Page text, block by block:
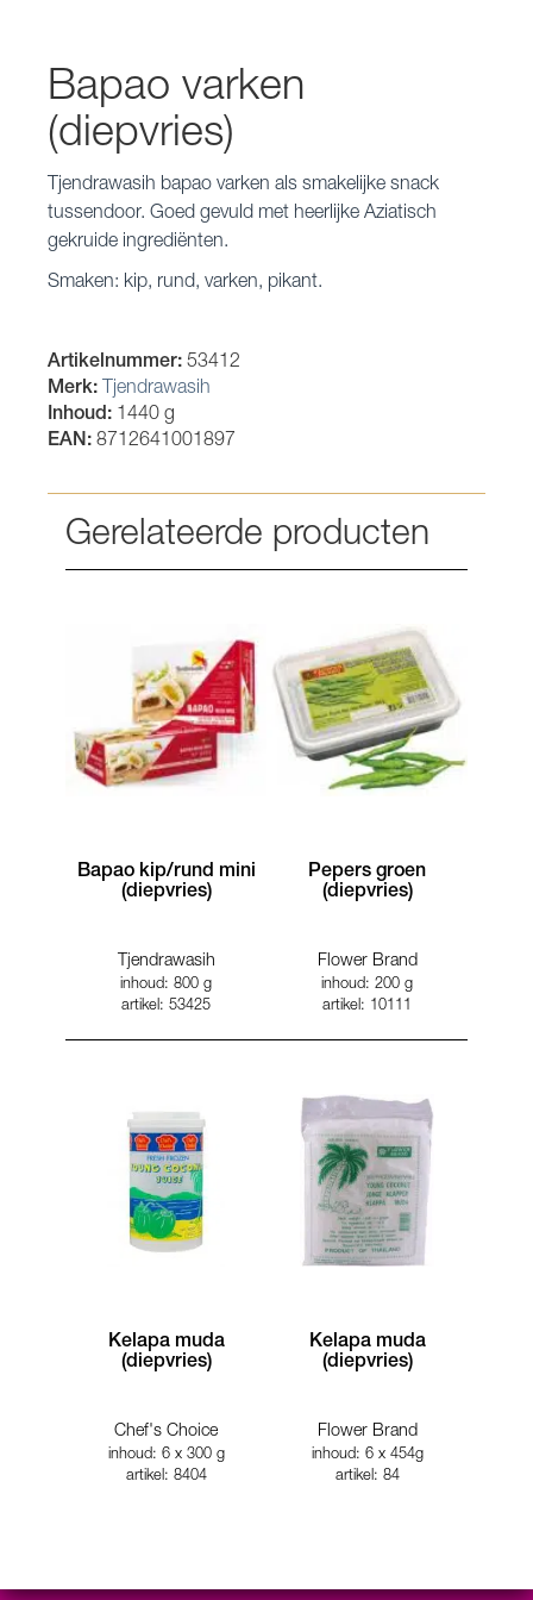
Bapao varken
(diepvries)
Tjendrawasih bapao varken als smakelijke snack
tussendoor. Goed gevuld met heerlijke Aziatisch
gekruide ingrediënten.
Smaken: kip, rund, varken, pikant.
Artikelnummer: 53412
Merk: Tjendrawasih
Inhoud: 1440 g
EAN: 8712641001897
Gerelateerde producten
Bapao kip/rund mini
(diepvries)
Tjendrawasih
inhoud: 800 g
artikel: 53425
Pepers groen
(diepvries)
Flower Brand
inhoud: 200 g
artikel: 10111
Kelapa muda
(diepvries)
Chef's Choice
inhoud: 6 x 300 g
artikel: 8404
Kelapa muda
(diepvries)
Flower Brand
inhoud: 6 x 454g
artikel: 84